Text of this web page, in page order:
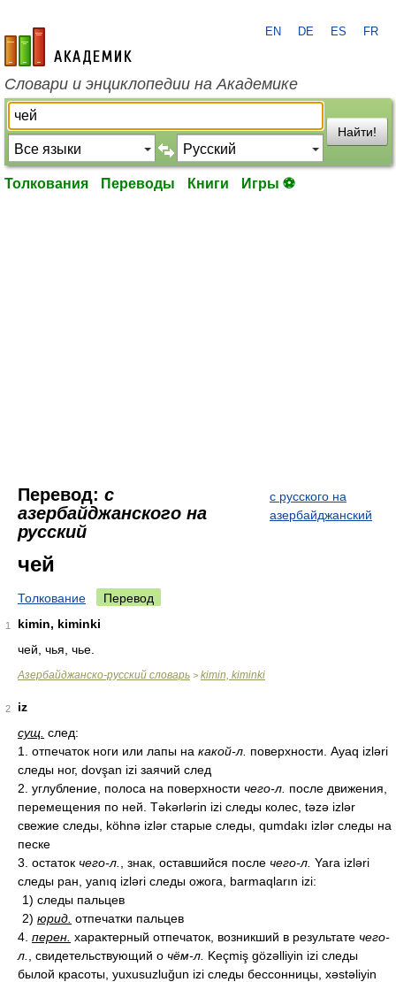
academic.ru
EN DE ES FR
Словари и энциклопедии на Академике
Найти!
Толкования Переводы Книги Игры ⚽
Перевод: с
азербайджанского на
русский
с русского на
азербайджанский
чей
Толкование Перевод
1
kimin, kiminki
чей, чья, чье.
Азербайджанско-русский словарь > kimin, kiminki
2
iz
сущ. след:
1. отпечаток ноги или лапы на какой-л. поверхности. Ayaq izləri
следы ног, dovşan izi заячий след
2. углубление, полоса на поверхности чего-л. после движения,
перемещения по ней. Təkərlərin izi следы колес, təzə izlər
свежие следы, köhnə izlər старые следы, qumdakı izlər следы на
песке
3. остаток чего-л. , знак, оставшийся после чего-л. Yara izləri
следы ран, yanıq izləri следы ожога, barmaqların izi:
1) следы пальцев
2) юрид. отпечатки пальцев
4. перен. характерный отпечаток, возникший в результате чего-
л.
, свидетельствующий о чём-л. Keçmiş gözəlliyin izi следы
былой красоты, yuxusuzluğun izi следы бессонницы, xəstəliyin